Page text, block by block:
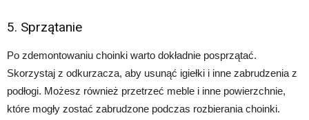
5. Sprzątanie
Po zdemontowaniu choinki warto dokładnie posprzątać.
Skorzystaj z odkurzacza, aby usunąć igiełki i inne zabrudzenia z
podłogi. Możesz również przetrzeć meble i inne powierzchnie,
które mogły zostać zabrudzone podczas rozbierania choinki.